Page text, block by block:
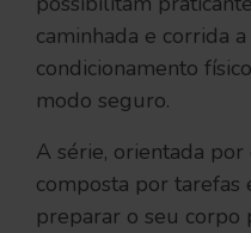
caminhada e corrida
condicionamento
modo seguro.
A série, orientada por
composta por tarefas
preparar o seu corpo